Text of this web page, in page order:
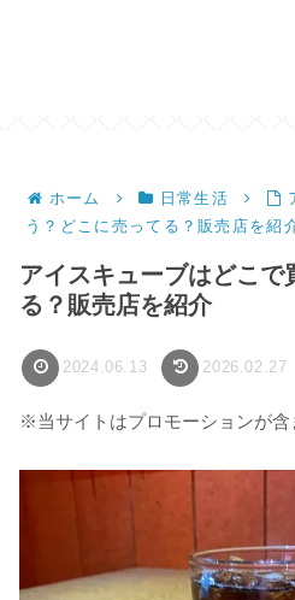
ホーム 日常生活
う？どこに売ってる？販売店を紹
アイスキューブはどこで
る？販売店を紹介
2024.06.13 2026.02.27
※当サイトはプロモーションが含